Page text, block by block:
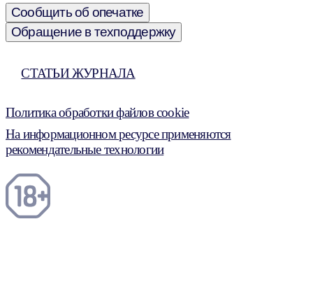
Сообщить об опечатке
Обращение в техподдержку
СТАТЬИ ЖУРНАЛА
Политика обработки файлов cookie
На информационном ресурсе применяются
рекомендательные технологии